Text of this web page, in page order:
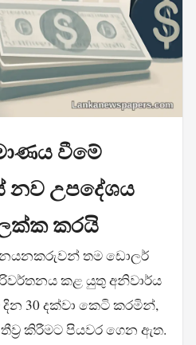
වීමේ
නව උපදේශය
කරයි
තම ඩොලර්
කළ යුතු අනිවාර්ය
දින 30 දක්වා කෙටි කරමින්,
කිරීමට පියවර ගෙන ඇත.